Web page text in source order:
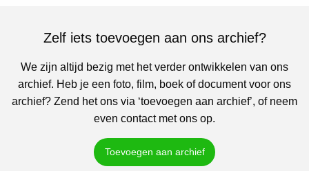
Zelf iets toevoegen aan ons archief?
We zijn altijd bezig met het verder ontwikkelen van ons
archief. Heb je een foto, film, boek of document voor ons
archief? Zend het ons via ‘toevoegen aan archief’, of neem
even contact met ons op.
Toevoegen aan archief